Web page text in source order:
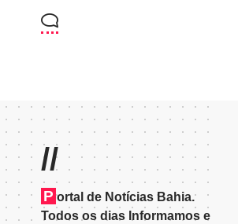
//
P ortal de Notícias Bahia.
Todos os dias Informamos e